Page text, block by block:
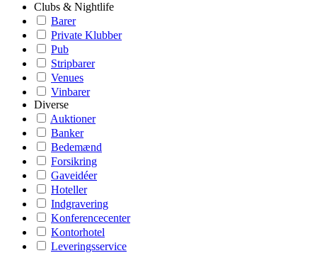
Clubs & Nightlife
Barer
Private Klubber
Pub
Stripbarer
Venues
Vinbarer
Diverse
Auktioner
Banker
Bedemænd
Forsikring
Gaveidéer
Hoteller
Indgravering
Konferencecenter
Kontorhotel
Leveringsservice